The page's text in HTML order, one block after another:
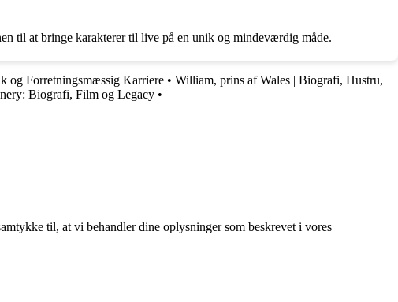
til at bringe karakterer til live på en unik og mindeværdig måde.
og Forretningsmæssig Karriere • William, prins af Wales | Biografi, Hustru,
Biografi, Film og Legacy •
til, at vi behandler dine oplysninger som beskrevet i vores